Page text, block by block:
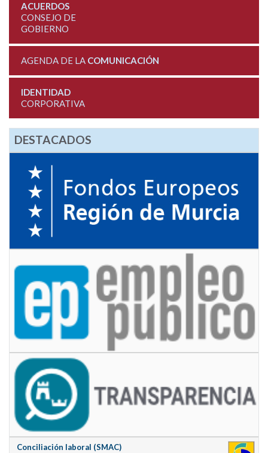
ACUERDOS
CONSEJO DE
GOBIERNO
AGENDA DE LA COMUNICACIÓN
IDENTIDAD
CORPORATIVA
DESTACADOS
Conciliación laboral (SMAC)